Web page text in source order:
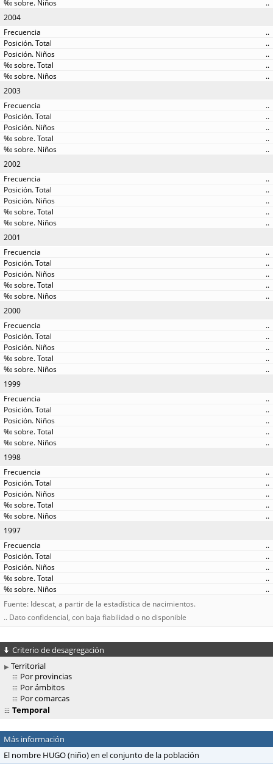
..
2004
..
..
..
..
..
2003
..
..
..
..
..
2002
..
..
..
..
..
2001
..
..
..
..
..
2000
..
..
..
..
..
1999
..
..
..
..
..
1998
..
..
..
..
..
1997
..
..
..
..
..
Fuente: Idescat, a partir de la estadística de nacimientos.
.. Dato confidencial, con baja fiabilidad o no disponible
Criterio de desagregación
Territorial
Por provincias
Por ámbitos
Por comarcas
Temporal
Más información
El nombre HUGO (niño) en el conjunto de la población